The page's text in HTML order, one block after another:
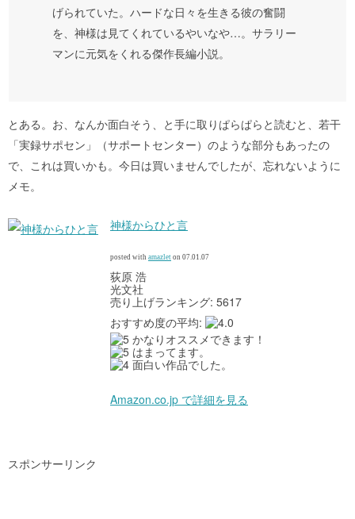
げられていた。ハードな日々を生きる彼の奮闘
を、神様は見てくれているやいなや…。サラリー
マンに元気をくれる傑作長編小説。
とある。お、なんか面白そう、と手に取りぱらぱらと読むと、若干
「実録サポセン」（サポートセンター）のような部分もあったの
で、これは買いかも。今日は買いませんでしたが、忘れないように
メモ。
神様からひと言
posted with amazlet on 07.01.07
荻原 浩
光文社
売り上げランキング: 5617
おすすめ度の平均:
かなりオススメできます！
はまってます。
面白い作品でした。
Amazon.co.jp で詳細を見る
スポンサーリンク